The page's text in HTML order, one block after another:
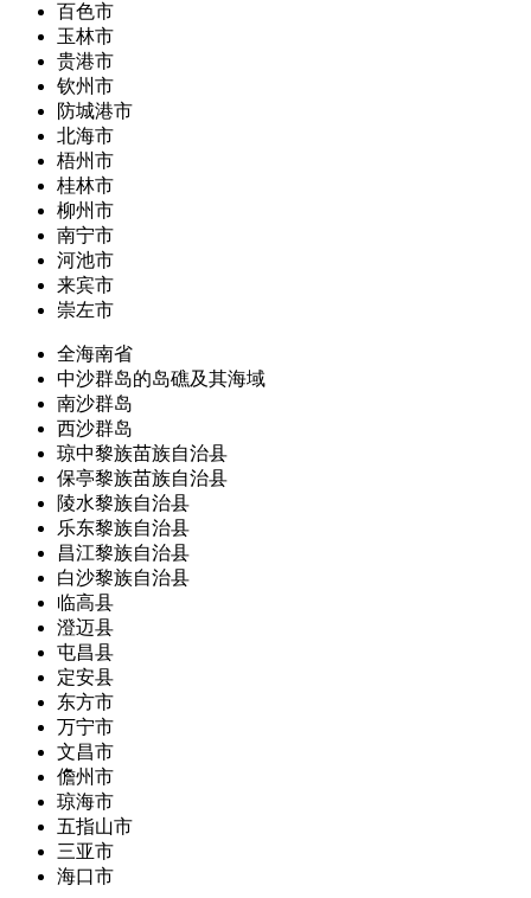
百色市
玉林市
贵港市
钦州市
防城港市
北海市
梧州市
桂林市
柳州市
南宁市
河池市
来宾市
崇左市
全海南省
中沙群岛的岛礁及其海域
南沙群岛
西沙群岛
琼中黎族苗族自治县
保亭黎族苗族自治县
陵水黎族自治县
乐东黎族自治县
昌江黎族自治县
白沙黎族自治县
临高县
澄迈县
屯昌县
定安县
东方市
万宁市
文昌市
儋州市
琼海市
五指山市
三亚市
海口市